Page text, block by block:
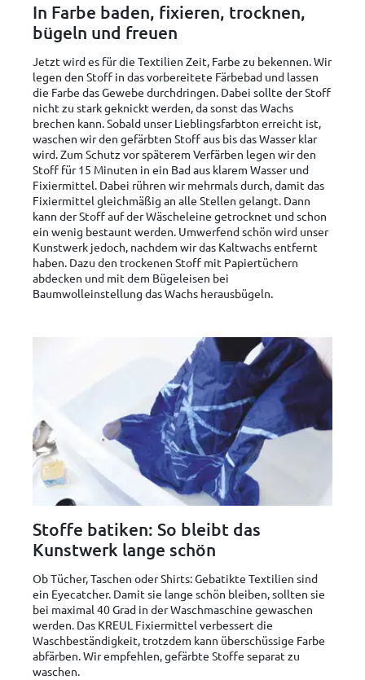
In Farbe baden, fixieren, trocknen,
bügeln und freuen
Jetzt wird es für die Textilien Zeit, Farbe zu bekennen. Wir
legen den Stoff in das vorbereitete Färbebad und lassen
die Farbe das Gewebe durchdringen. Dabei sollte der Stoff
nicht zu stark geknickt werden, da sonst das Wachs
brechen kann. Sobald unser Lieblingsfarbton erreicht ist,
waschen wir den gefärbten Stoff aus bis das Wasser klar
wird. Zum Schutz vor späterem Verfärben legen wir den
Stoff für 15 Minuten in ein Bad aus klarem Wasser und
Fixiermittel. Dabei rühren wir mehrmals durch, damit das
Fixiermittel gleichmäßig an alle Stellen gelangt. Dann
kann der Stoff auf der Wäscheleine getrocknet und schon
ein wenig bestaunt werden. Umwerfend schön wird unser
Kunstwerk jedoch, nachdem wir das Kaltwachs entfernt
haben. Dazu den trockenen Stoff mit Papiertüchern
abdecken und mit dem Bügeleisen bei
Baumwolleinstellung das Wachs herausbügeln.
Stoffe batiken: So bleibt das
Kunstwerk lange schön
Ob Tücher, Taschen oder Shirts: Gebatikte Textilien sind
ein Eyecatcher. Damit sie lange schön bleiben, sollten sie
bei maximal 40 Grad in der Waschmaschine gewaschen
werden. Das KREUL Fixiermittel verbessert die
Waschbeständigkeit, trotzdem kann überschüssige Farbe
abfärben. Wir empfehlen, gefärbte Stoffe separat zu
waschen.